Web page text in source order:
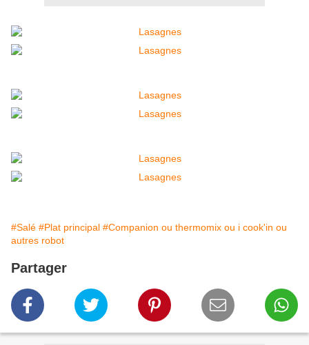
#Salé #Plat principal #Companion ou thermomix ou i cook'in ou
autres robot
Partager